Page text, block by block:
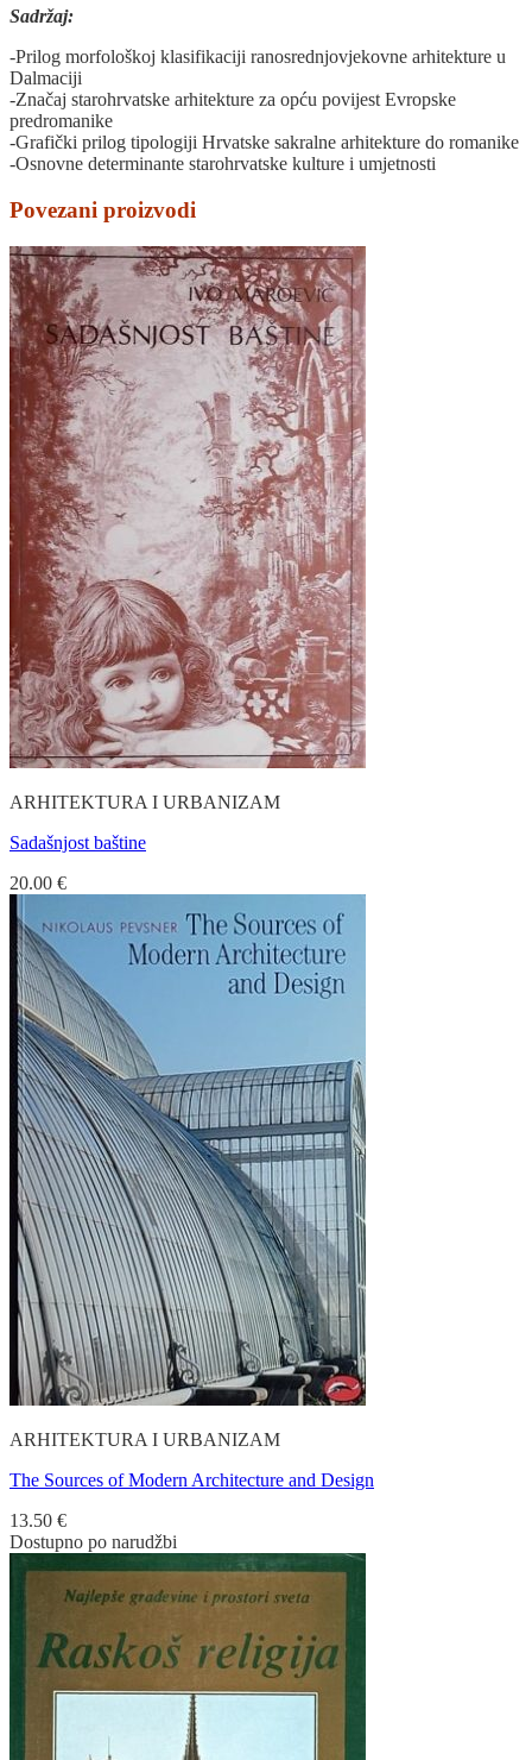
Sadržaj:
-Prilog morfološkoj klasifikaciji ranosrednjovjekovne arhitekture u
Dalmaciji
-Značaj starohrvatske arhitekture za opću povijest Evropske
predromanike
-Grafički prilog tipologiji Hrvatske sakralne arhitekture do romanike
-Osnovne determinante starohrvatske kulture i umjetnosti
Povezani proizvodi
ARHITEKTURA I URBANIZAM
Sadašnjost baštine
20.00 €
ARHITEKTURA I URBANIZAM
The Sources of Modern Architecture and Design
13.50 €
Dostupno po narudžbi